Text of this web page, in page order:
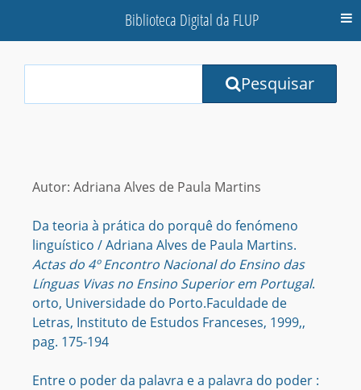
Biblioteca Digital da FLUP
Terms:
Pesquisar
Autor: Adriana Alves de Paula Martins
Da teoria à prática do porquê do fenómeno
linguístico / Adriana Alves de Paula Martins.
Actas do 4º Encontro Nacional do Ensino das
Línguas Vivas no Ensino Superior em Portugal.
orto, Universidade do Porto.Faculdade de
Letras, Instituto de Estudos Franceses, 1999,,
pag. 175-194
Entre o poder da palavra e a palavra do poder :